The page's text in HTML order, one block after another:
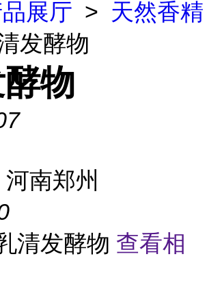
展厅 > 天然香精
发酵物
物
南郑州
清发酵物 查看相